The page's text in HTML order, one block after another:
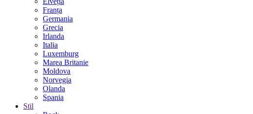
Franța
Germania
Grecia
Irlanda
Italia
Luxemburg
Marea Britanie
Moldova
Norvegia
Olanda
Spania
Stil